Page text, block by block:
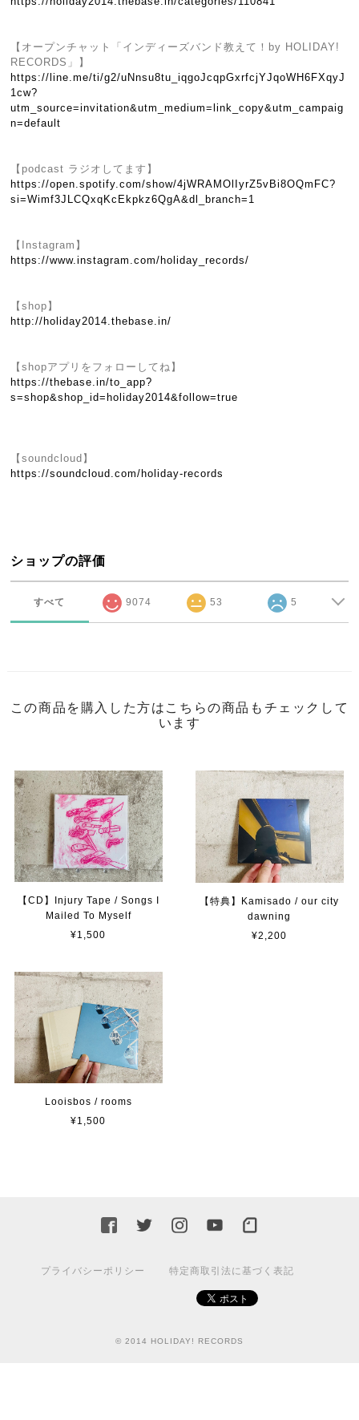
【オープンチャット「インディーズバンド教えて！by HOLIDAY!
RECORDS」】
https://line.me/ti/g2/uNnsu8tu_iqgoJcqpGxrfcjYJqoWH6FXqyJ
1cw?
utm_source=invitation&utm_medium=link_copy&utm_campaig
n=default
【podcast ラジオしてます】
https://open.spotify.com/show/4jWRAMOlIyrZ5vBi8OQmFC?
si=Wimf3JLCQxqKcEkpkz6QgA&dl_branch=1
【Instagram】
https://www.instagram.com/holiday_records/
【shop】
http://holiday2014.thebase.in/
【shopアプリをフォローしてね】
https://thebase.in/to_app?
s=shop&shop_id=holiday2014&follow=true
【soundcloud】
https://soundcloud.com/holiday-records
ショップの評価
すべて 9074 53 5
この商品を購入した方はこちらの商品もチェックして
います
【CD】Injury Tape / Songs I
Mailed To Myself
¥1,500
【特典】Kamisado / our city
dawning
¥2,200
Looisbos / rooms
¥1,500
プライバシーポリシー 特定商取引法に基づく表記
© 2014 HOLIDAY! RECORDS